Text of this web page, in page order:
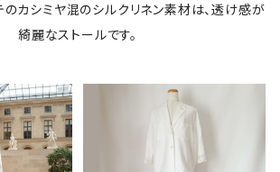
のカシミヤ混のシルクリネン素材は、透け感が
綺麗なストールです。